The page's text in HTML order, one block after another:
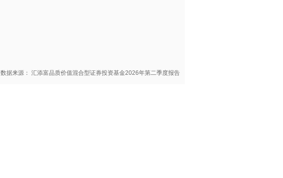
数据来源： 汇添富品质价值混合型证券投资基金2026年第二季度报告